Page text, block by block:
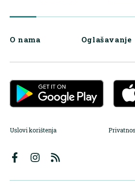
O nama Oglašavanje
Uslovi korištenja